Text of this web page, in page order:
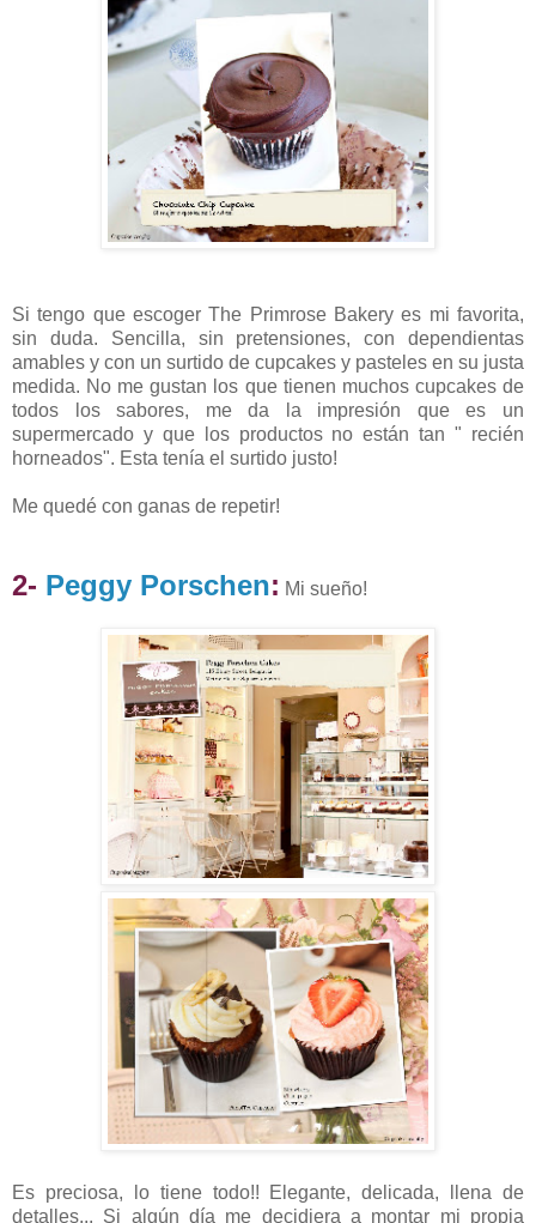
Si tengo que escoger The Primrose Bakery es mi favorita,
sin duda. Sencilla, sin pretensiones, con dependientas
amables y con un surtido de cupcakes y pasteles en su justa
medida. No me gustan los que tienen muchos cupcakes de
todos los sabores, me da la impresión que es un
supermercado y que los productos no están tan " recién
horneados". Esta tenía el surtido justo!
Me quedé con ganas de repetir!
2- Peggy Porschen: Mi sueño!
Es preciosa, lo tiene todo!! Elegante, delicada, llena de
detalles... Si algún día me decidiera a montar mi propia